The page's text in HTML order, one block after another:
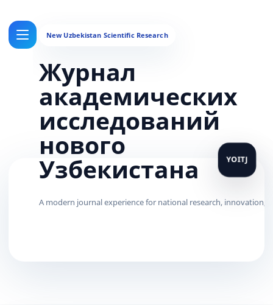
Журнал
академических
исследований
нового
Узбекистана